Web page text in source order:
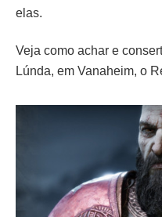
elas.
Veja como achar e
Lúnda, em Vanaheim, o